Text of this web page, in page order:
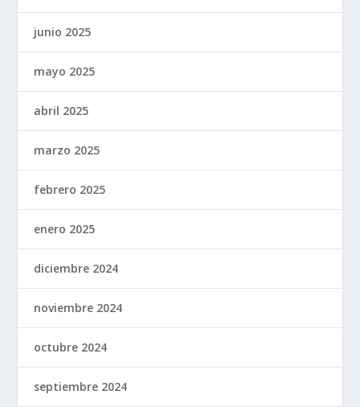
junio 2025
mayo 2025
abril 2025
marzo 2025
febrero 2025
enero 2025
diciembre 2024
noviembre 2024
octubre 2024
septiembre 2024